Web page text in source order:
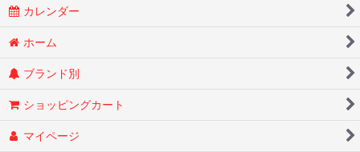
ESSENZE
カレンダー
ホーム
ブランド別
ショッピングカート
マイページ